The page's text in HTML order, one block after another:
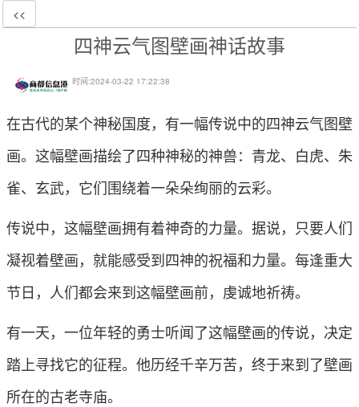
<<
四神云气图壁画神话故事
时间:2024-03-22 17:22:38
在古代的某个神秘国度，有一幅传说中的四神云气图壁
画。这幅壁画描绘了四种神秘的神兽：青龙、白虎、朱
雀、玄武，它们围绕着一朵朵绚丽的云彩。
传说中，这幅壁画拥有着神奇的力量。据说，只要人们
凝视着壁画，就能感受到四神的祝福和力量。每逢重大
节日，人们都会来到这幅壁画前，虔诚地祈祷。
有一天，一位年轻的勇士听闻了这幅壁画的传说，决定
踏上寻找它的征程。他历经千辛万苦，终于来到了壁画
所在的古老寺庙。